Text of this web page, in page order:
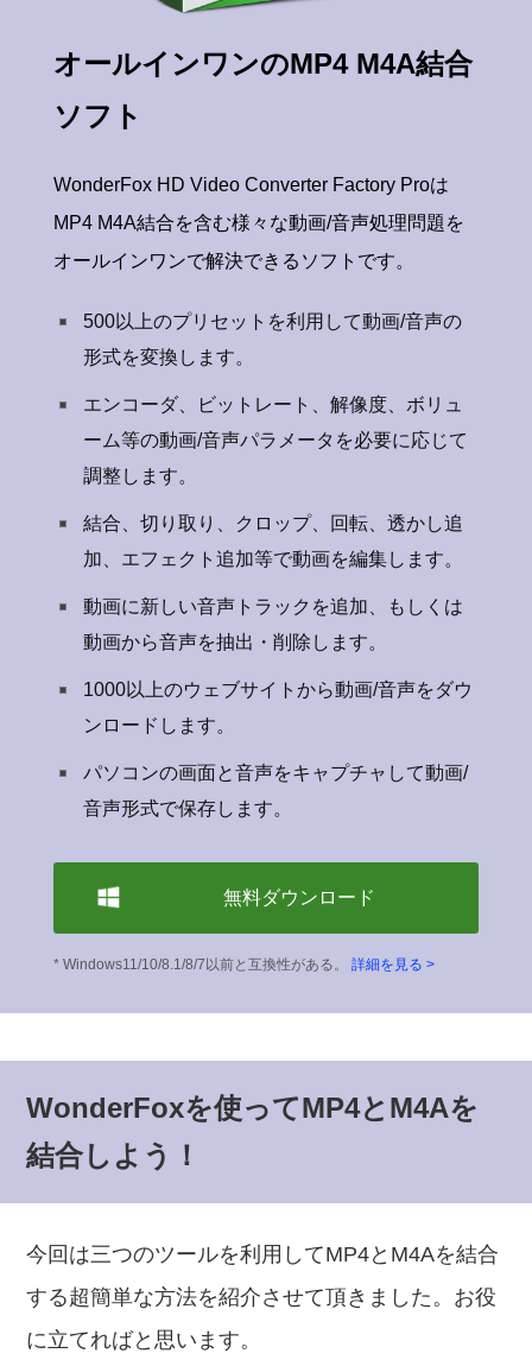
オールインワンのMP4 M4A結合
ソフト
WonderFox HD Video Converter Factory Proは
MP4 M4A結合を含む様々な動画/音声処理問題を
オールインワンで解決できるソフトです。
500以上のプリセットを利用して動画/音声の
形式を変換します。
エンコーダ、ビットレート、解像度、ボリュ
ーム等の動画/音声パラメータを必要に応じて
調整します。
結合、切り取り、クロップ、回転、透かし追
加、エフェクト追加等で動画を編集します。
動画に新しい音声トラックを追加、もしくは
動画から音声を抽出・削除します。
1000以上のウェブサイトから動画/音声をダウ
ンロードします。
パソコンの画面と音声をキャプチャして動画/
音声形式で保存します。
無料ダウンロード
* Windows11/10/8.1/8/7以前と互換性がある。 詳細を見る >
WonderFoxを使ってMP4とM4Aを
結合しよう！
今回は三つのツールを利用してMP4とM4Aを結合
する超簡単な方法を紹介させて頂きました。お役
に立てればと思います。